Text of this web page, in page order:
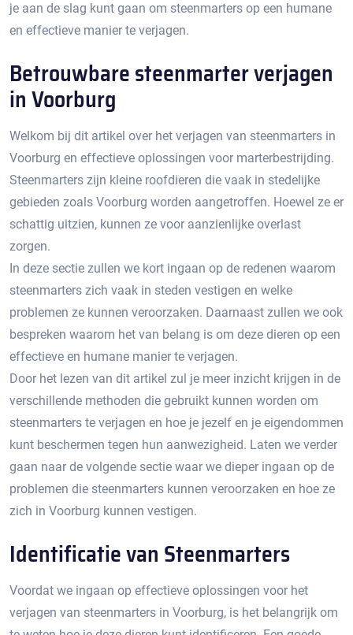
je aan de slag kunt gaan om steenmarters op een humane
en effectieve manier te verjagen.​
Betrouwbare steenmarter verjagen
in Voorburg
Welkom bij dit artikel over het verjagen van steenmarters in
Voorburg en effectieve oplossingen voor marterbestrijding.​
Steenmarters zijn kleine roofdieren die vaak in stedelijke
gebieden zoals Voorburg worden aangetroffen.​ Hoewel ze er
schattig uitzien, kunnen ze voor aanzienlijke overlast
zorgen.​
In deze sectie zullen we kort ingaan op de redenen waarom
steenmarters zich vaak in steden vestigen en welke
problemen ze kunnen veroorzaken.​ Daarnaast zullen we ook
bespreken waarom het van belang is om deze dieren op een
effectieve en humane manier te verjagen.​
Door het lezen van dit artikel zul je meer inzicht krijgen in de
verschillende methoden die gebruikt kunnen worden om
steenmarters te verjagen en hoe je jezelf en je eigendommen
kunt beschermen tegen hun aanwezigheid.​ Laten we verder
gaan naar de volgende sectie waar we dieper ingaan op de
problemen die steenmarters kunnen veroorzaken en hoe ze
zich in Voorburg kunnen vestigen.​
Identificatie van Steenmarters
Voordat we ingaan op effectieve oplossingen voor het
verjagen van steenmarters in Voorburg, is het belangrijk om